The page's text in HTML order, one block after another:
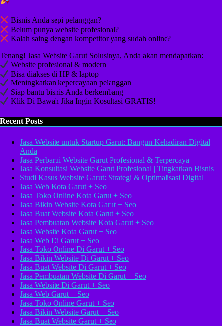
Bisnis Anda sepi pelanggan?
Belum punya website profesional?
Kalah saing dengan kompetitor yang sudah online?
Tenang! Jasa Website Garut Solusinya, Anda akan mendapatkan:
Website profesional & modern
Bisa diakses di HP & laptop
Meningkatkan kepercayaan pelanggan
Siap bantu bisnis Anda berkembang
Klik Di Bawah Jika Ingin Kosultasi GRATIS!
Recent Posts
Jasa Website untuk Startup Garut: Bangun Kehadiran Digital
Anda
Jasa Perbarui Website Garut Profesional & Terpercaya
Jasa Konsultasi Website Garut Profesional | Tingkatkan Bisnis
Studi Kasus Website Garut: Strategi & Optimalisasi Digital
Jasa Web Kota Garut + Seo
Jasa Toko Online Kota Garut + Seo
Jasa Bikin Website Kota Garut + Seo
Jasa Buat Website Kota Garut + Seo
Jasa Pembuatan Website Kota Garut + Seo
Jasa Website Kota Garut + Seo
Jasa Web Di Garut + Seo
Jasa Toko Online Di Garut + Seo
Jasa Bikin Website Di Garut + Seo
Jasa Buat Website Di Garut + Seo
Jasa Pembuatan Website Di Garut + Seo
Jasa Website Di Garut + Seo
Jasa Web Garut + Seo
Jasa Toko Online Garut + Seo
Jasa Bikin Website Garut + Seo
Jasa Buat Website Garut + Seo